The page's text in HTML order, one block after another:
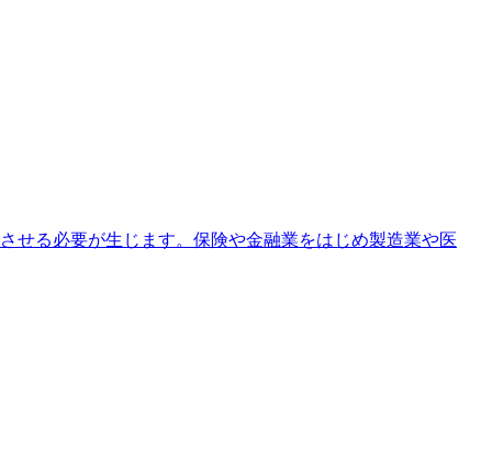
せる必要が生じます。保険や金融業をはじめ製造業や医